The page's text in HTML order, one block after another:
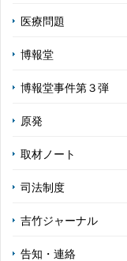
医療問題
博報堂
博報堂事件第３弾
原発
取材ノート
司法制度
吉竹ジャーナル
告知・連絡